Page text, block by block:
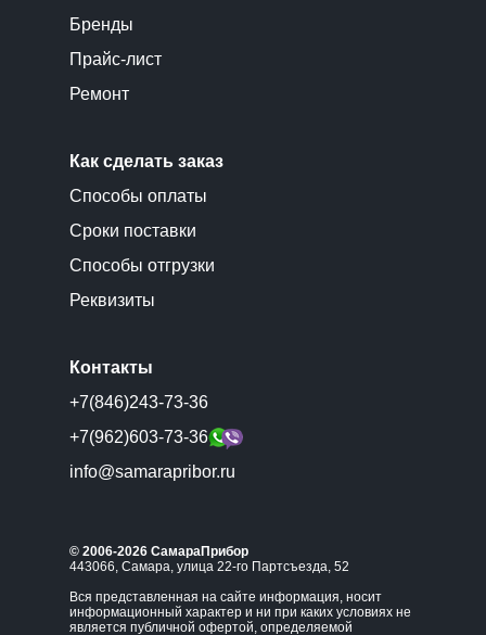
Бренды
Прайс-лист
Ремонт
Как сделать заказ
Способы оплаты
Сроки поставки
Способы отгрузки
Реквизиты
Контакты
+7(846)243-73-36
+7(962)603-73-36
info@samarapribor.ru
© 2006-2026 СамараПрибор
443066, Самара, улица 22-го Партсъезда, 52
Вся представленная на сайте информация, носит
информационный характер и ни при каких условиях не
является публичной офертой, определяемой